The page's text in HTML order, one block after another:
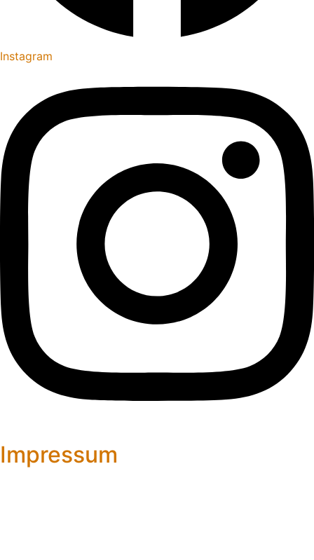
Instagram
Impressum